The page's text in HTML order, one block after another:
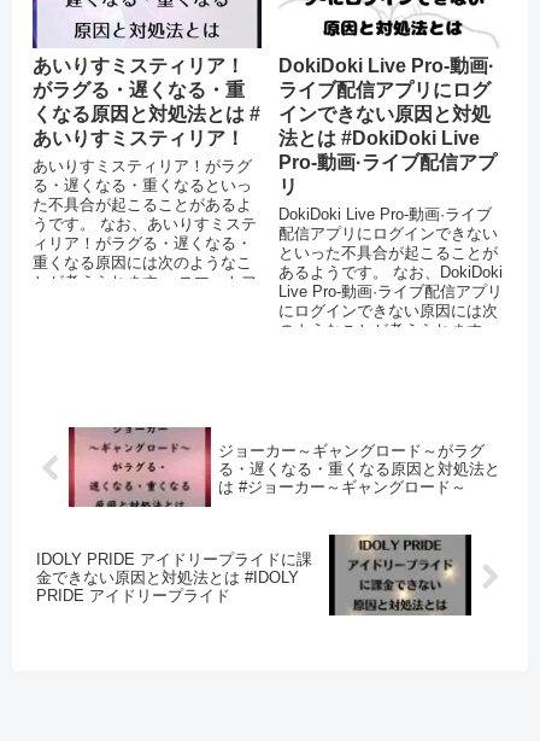
あいりすミスティリア！
がラグる・遅くなる・重
くなる原因と対処法とは #
あいりすミスティリア！
あいりすミスティリア！がラグ
る・遅くなる・重くなるといっ
た不具合が起こることがあるよ
うです。 なお、あいりすミステ
ィリア！がラグる・遅くなる・
重くなる原因には次のようなこ
とが考えられます。 スマートフ
DokiDoki Live Pro-動画·
ライブ配信アプリにログ
インできない原因と対処
法とは #DokiDoki Live
Pro-動画·ライブ配信アプ
リ
DokiDoki Live Pro-動画·ライブ
配信アプリにログインできない
といった不具合が起こることが
あるようです。 なお、DokiDoki
Live Pro-動画·ライブ配信アプリ
にログインできない原因には次
のようなことが考えられます...
ジョーカー～ギャングロード～がラグ
る・遅くなる・重くなる原因と対処法と
は #ジョーカー～ギャングロード～
IDOLY PRIDE アイドリープライドに課
金できない原因と対処法とは #IDOLY
PRIDE アイドリープライド